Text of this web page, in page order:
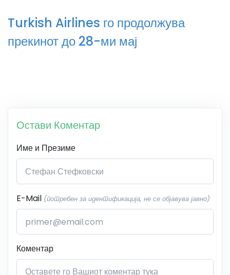
Turkish Airlines го продолжува
прекинот до 28-ми мај
Остави Коментар
Име и Презиме
E-Mail (потребен за идентификација, не се објавува јавно)
Коментар